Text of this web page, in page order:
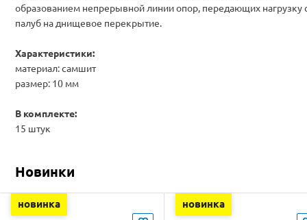
образованием непрерывной линии опор, передающих нагрузку
палуб на днищевое перекрытие.
Характеристики:
материал: самшит
размер: 10 мм
В комплекте:
15 штук
Новинки
новинка новинка